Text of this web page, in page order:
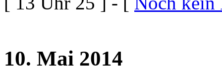
10. Mai 2014